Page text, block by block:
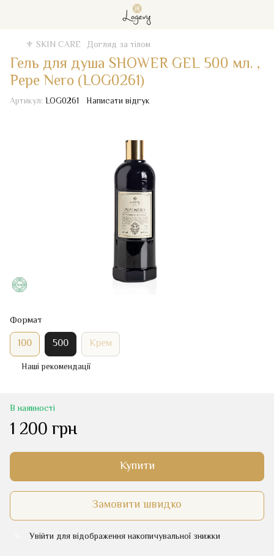
⚜️ SKIN CARE Догляд за тілом
Гель для душа SHOWER GEL 500 мл. ,
Pepe Nero (LOG0261)
Артикул: LOG0261 Написати відгук
Формат
100 500 Крем
Наші рекомендації
В наявності
1 200 грн
Купити
Замовити швидко
Увійти для відображення накопичувальної знижки